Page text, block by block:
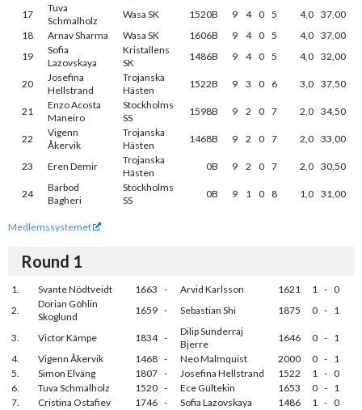
17
Tuva
Schmalholz
Wasa SK 1520B 9 4 0 5 4,0 37,00
18
Arnav Sharma Wasa SK 1606B 9 4 0 5 4,0 37,00
19
Sofia
Lazovskaya
Kristallens
SK
1486B 9 4 0 5 4,0 32,00
20
Josefina
Hellstrand
Trojanska
Hästen
1522B 9 3 0 6 3,0 37,50
21
Enzo Acosta
Maneiro
Stockholms
SS
1598B 9 2 0 7 2,0 34,50
22
Vigenn
Åkervik
Trojanska
Hästen
1468B 9 2 0 7 2,0 33,00
23 Eren Demir
Trojanska
Hästen
0B 9 2 0 7 2,0 30,50
24
Barbod
Bagheri
Stockholms
SS
0B 9 1 0 8 1,0 31,00
Medlemssystemet
Round 1
1. Svante Nödtveidt 1663 - Arvid Karlsson 1621 1 - 0
2.
Dorian Göhlin
Skoglund
1659 - Sebastian Shi 1875 0 - 1
3. Victor Kämpe 1834 -
Dilip Sunderraj
Bjerre
1646 0 - 1
4.
Vigenn Åkervik 1468 - Neo Malmquist 2000 0 - 1
5.
Simon Elväng 1807 - Josefina Hellstrand 1522 1 - 0
6.
Tuva Schmalholz 1520 - Ece Gültekin 1653 0 - 1
7.
Cristina Ostafiev 1746 - Sofia Lazovskaya 1486 1 - 0